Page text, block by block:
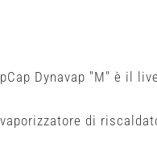
Dynavap "M" è il
di